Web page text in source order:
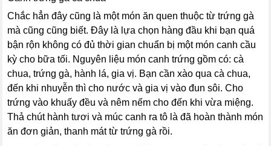
Chắc hẳn đây cũng là một món ăn quen thuộc từ trứng gà
mà cũng cũng biết. Đây là lựa chọn hàng đầu khi bạn quá
bận rộn không có đủ thời gian chuẩn bị một món canh cầu
kỳ cho bữa tối. Nguyên liệu món canh trứng gồm có: cà
chua, trứng gà, hành lá, gia vị. Bạn cần xào qua cà chua,
đến khi nhuyễn thì cho nước và gia vị vào đun sôi. Cho
trứng vào khuấy đều và nêm nếm cho đến khi vừa miệng.
Thả chút hành tươi và múc canh ra tô là đã hoàn thành món
ăn đơn giản, thanh mát từ trứng gà rồi.